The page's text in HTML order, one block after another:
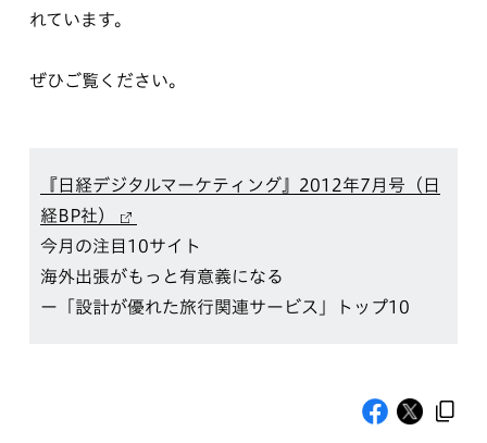
れています。
ぜひご覧ください。
『日経デジタルマーケティング』2012年7月号（日
経BP社）
今月の注目10サイト
海外出張がもっと有意義になる
ー「設計が優れた旅行関連サービス」トップ10